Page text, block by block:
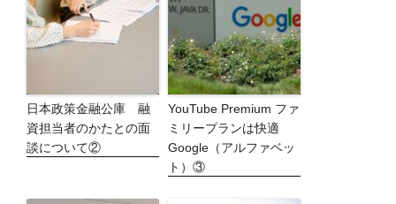
日本政策金融公庫 融
資担当者のかたとの面
談について②
YouTube Premium ファ
ミリープランは快適
Google（アルファベッ
ト）③